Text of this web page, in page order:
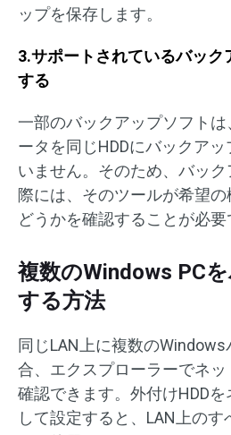
ップを保存します。
3.サポートされているバック
する
一部のバックアップソフト
ータを同じHDDにバックア
いません。そのため、バッ
際には、そのツールが希望
どうかを確認することが必要
複数のWindows PC
する方法
同じLAN上に複数の
合、エクスプローラーでネ
確認できます。外付けHDD
して設定すると、LAN上のす